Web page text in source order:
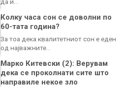
Колку часа сон се доволни по
60-тата година?
За тоа дека квалитетниот сон е еден
од најважните…
Марко Китевски (2): Верувам
дека се проколнати сите што
направиле некое зло